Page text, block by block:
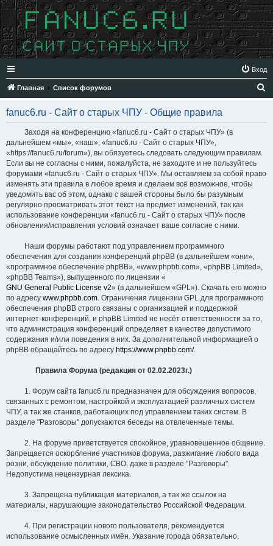
Вход
Главная Список форумов
fanuc6.ru - Сайт о старых ЧПУ - Общие правила
Заходя на конференцию «fanuc6.ru - Сайт о старых ЧПУ» (в
дальнейшем «мы», «наш», «fanuc6.ru - Сайт о старых ЧПУ»,
«https://fanuc6.ru/forum»), вы обязуетесь следовать следующим правилам.
Если вы не согласны с ними, пожалуйста, не заходите и не пользуйтесь
форумами «fanuc6.ru - Сайт о старых ЧПУ». Мы оставляем за собой право
изменять эти правила в любое время и сделаем всё возможное, чтобы
уведомить вас об этом, однако с вашей стороны было бы разумным
регулярно просматривать этот текст на предмет изменений, так как
использование конференции «fanuc6.ru - Сайт о старых ЧПУ» после
обновления/исправления условий означает ваше согласие с ними.
Наши форумы работают под управлением программного
обеспечения для создания конференций phpBB (в дальнейшем «они»,
«программное обеспечение phpBB», «www.phpbb.com», «phpBB Limited»,
«phpBB Teams»), выпущенного по лицензии «
GNU General Public License v2» (в дальнейшем «GPL»). Скачать его можно
по адресу www.phpbb.com. Ограничения лицензии GPL для программного
обеспечения phpBB строго связаны с организацией и поддержкой
интернет-конференций, и phpBB Limited не несёт ответственности за то,
что администрация конференций определяет в качестве допустимого
содержания и/или поведения в них. За дополнительной информацией о
phpBB обращайтесь по адресу https://www.phpbb.com/.
Правила Форума (редакция от 02.02.2023г.)
1. Форум сайта fanuc6.ru предназначен для обсуждения вопросов,
связанных с ремонтом, настройкой и эксплуатацией различных систем
ЧПУ, а так же станков, работающих под управлением таких систем. В
разделе "Разговоры" допускаются беседы на отвлеченные темы.
2. На форуме приветствуется спокойное, уравновешенное общение.
Запрещается оскорбление участников форума, разжигание любого вида
розни, обсуждение политики, СВО, даже в разделе "Разговоры".
Недопустима нецензурная лексика.
3. Запрещена публикация материалов, а так же ссылок на
материалы, нарушающие законодательство Российской Федерации.
4. При регистрации нового пользователя, рекомендуется
использование осмысленных имён. Указание города обязательно.